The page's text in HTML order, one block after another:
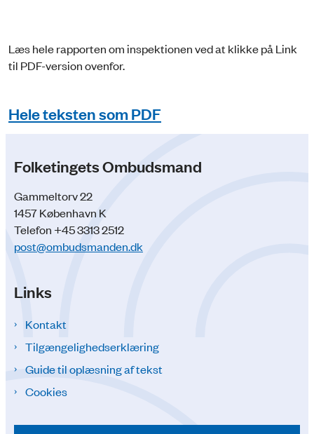
Læs hele rapporten om inspektionen ved at klikke på Link
til PDF-version ovenfor.
Hele teksten som PDF
Folketingets Ombudsmand
Gammeltorv 22
1457 København K
Telefon +45 3313 2512
post@ombudsmanden.dk
Links
Kontakt
Tilgængelighedserklæring
Guide til oplæsning af tekst
Cookies